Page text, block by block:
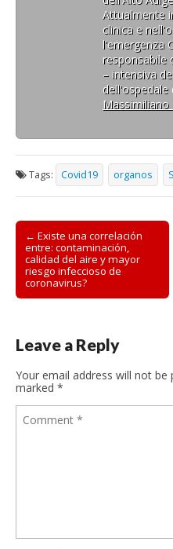
Attualmente
clinica e
l'emergenza
responsabile
– intensiva
dell'ospedale
Massimiliano
Tags: Covid19 organos
Post
navigation
← Existe una correlación
entre: contaminación,
calidad del aire y mayor
riesgo infeccioso de
coronavirus?
Leave a Reply
Your email address will not be
marked *